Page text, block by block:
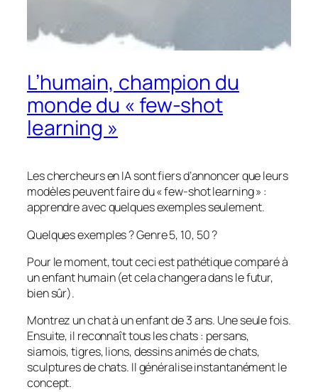
L’humain, champion du
monde du « few-shot
learning »
Les chercheurs en IA sont fiers d’annoncer que leurs
modèles peuvent faire du « few-shot learning » :
apprendre avec quelques exemples seulement.
Quelques exemples ? Genre 5, 10, 50 ?
Pour le moment, tout ceci est pathétique comparé à
un enfant humain (et cela changera dans le futur,
bien sûr).
Montrez un chat à un enfant de 3 ans. Une seule fois.
Ensuite, il reconnaît tous les chats : persans,
siamois, tigres, lions, dessins animés de chats,
sculptures de chats. Il généralise instantanément le
concept.